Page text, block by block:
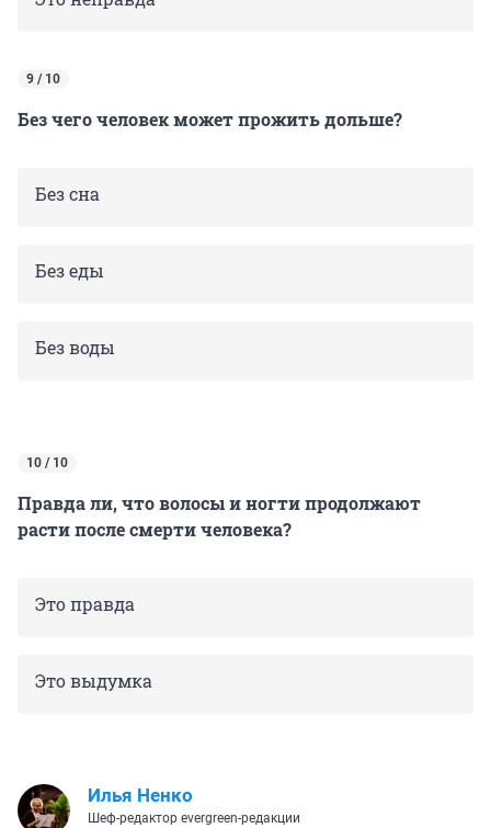
9 / 10
Без чего человек может прожить дольше?
Без сна
Без еды
Без воды
10 / 10
Правда ли, что волосы и ногти продолжают
расти после смерти человека?
Это правда
Это выдумка
Илья Ненко
Шеф-редактор evergreen-редакции